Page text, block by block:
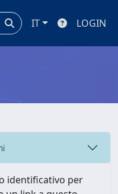
IT LOGIN
identificativo per